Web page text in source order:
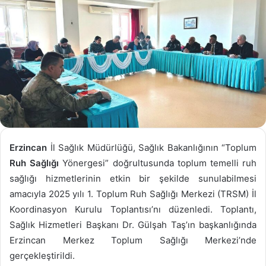
Erzincan İl Sağlık Müdürlüğü, Sağlık Bakanlığının “Toplum
Ruh Sağlığı Yönergesi” doğrultusunda toplum temelli ruh
sağlığı hizmetlerinin etkin bir şekilde sunulabilmesi
amacıyla 2025 yılı 1. Toplum Ruh Sağlığı Merkezi (TRSM) İl
Koordinasyon Kurulu Toplantısı’nı düzenledi. Toplantı,
Sağlık Hizmetleri Başkanı Dr. Gülşah Taş’ın başkanlığında
Erzincan Merkez Toplum Sağlığı Merkezi’nde
gerçekleştirildi.